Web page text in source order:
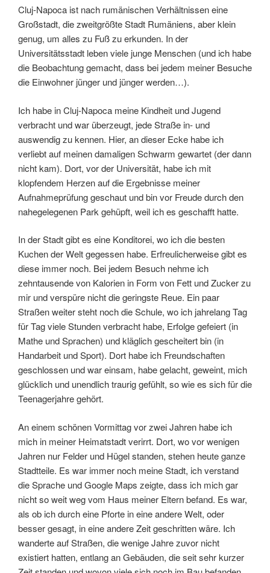
Cluj-Napoca ist nach rumänischen Verhältnissen eine
Großstadt, die zweitgrößte Stadt Rumäniens, aber klein
genug, um alles zu Fuß zu erkunden. In der
Universitätsstadt leben viele junge Menschen (und ich habe
die Beobachtung gemacht, dass bei jedem meiner Besuche
die Einwohner jünger und jünger werden…).
Ich habe in Cluj-Napoca meine Kindheit und Jugend
verbracht und war überzeugt, jede Straße in- und
auswendig zu kennen. Hier, an dieser Ecke habe ich
verliebt auf meinen damaligen Schwarm gewartet (der dann
nicht kam). Dort, vor der Universität, habe ich mit
klopfendem Herzen auf die Ergebnisse meiner
Aufnahmeprüfung geschaut und bin vor Freude durch den
nahegelegenen Park gehüpft, weil ich es geschafft hatte.
In der Stadt gibt es eine Konditorei, wo ich die besten
Kuchen der Welt gegessen habe. Erfreulicherweise gibt es
diese immer noch. Bei jedem Besuch nehme ich
zehntausende von Kalorien in Form von Fett und Zucker zu
mir und verspüre nicht die geringste Reue. Ein paar
Straßen weiter steht noch die Schule, wo ich jahrelang Tag
für Tag viele Stunden verbracht habe, Erfolge gefeiert (in
Mathe und Sprachen) und kläglich gescheitert bin (in
Handarbeit und Sport). Dort habe ich Freundschaften
geschlossen und war einsam, habe gelacht, geweint, mich
glücklich und unendlich traurig gefühlt, so wie es sich für die
Teenagerjahre gehört.
An einem schönen Vormittag vor zwei Jahren habe ich
mich in meiner Heimatstadt verirrt. Dort, wo vor wenigen
Jahren nur Felder und Hügel standen, stehen heute ganze
Stadtteile. Es war immer noch meine Stadt, ich verstand
die Sprache und Google Maps zeigte, dass ich mich gar
nicht so weit weg vom Haus meiner Eltern befand. Es war,
als ob ich durch eine Pforte in eine andere Welt, oder
besser gesagt, in eine andere Zeit geschritten wäre. Ich
wanderte auf Straßen, die wenige Jahre zuvor nicht
existiert hatten, entlang an Gebäuden, die seit sehr kurzer